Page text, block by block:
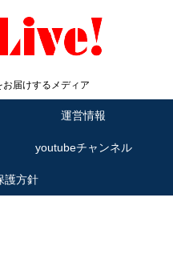
届けするメディア
運営情報
youtubeチャンネル
護方針